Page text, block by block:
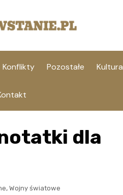
Konflikty Pozostałe Kultura
dla
, Wojny światowe